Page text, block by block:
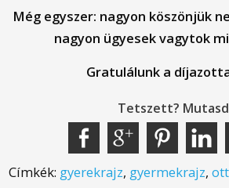
Még egyszer: nagyon köszönjük
nagyon ügyesek vagytok
Gratulálunk a
Tetszett? Mutasd
Címkék: gyerekrajz, gyermekrajz,